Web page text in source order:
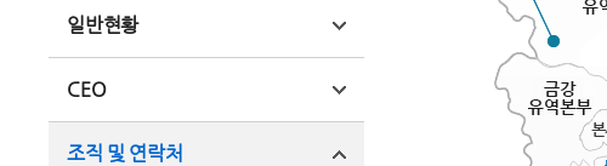
일반현황
CEO
조직 및 연락처